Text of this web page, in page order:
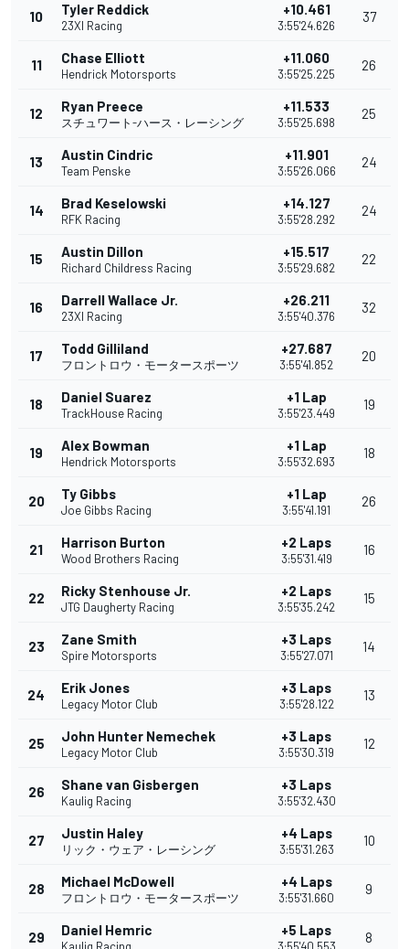
10 Tyler Reddick
23XI Racing
+10.461
3:55'24.626
37
11 Chase Elliott
Hendrick Motorsports
+11.060
3:55'25.225
26
12 Ryan Preece
スチュワート-ハース・レーシング
+11.533
3:55'25.698
25
13 Austin Cindric
Team Penske
+11.901
3:55'26.066
24
14 Brad Keselowski
RFK Racing
+14.127
3:55'28.292
24
15 Austin Dillon
Richard Childress Racing
+15.517
3:55'29.682
22
16 Darrell Wallace Jr.
23XI Racing
+26.211
3:55'40.376
32
17 Todd Gilliland
フロントロウ・モータースポーツ
+27.687
3:55'41.852
20
18 Daniel Suarez
TrackHouse Racing
+1 Lap
3:55'23.449
19
19 Alex Bowman
Hendrick Motorsports
+1 Lap
3:55'32.693
18
20 Ty Gibbs
Joe Gibbs Racing
+1 Lap
3:55'41.191
26
21 Harrison Burton
Wood Brothers Racing
+2 Laps
3:55'31.419
16
22 Ricky Stenhouse Jr.
JTG Daugherty Racing
+2 Laps
3:55'35.242
15
23 Zane Smith
Spire Motorsports
+3 Laps
3:55'27.071
14
24 Erik Jones
Legacy Motor Club
+3 Laps
3:55'28.122
13
25 John Hunter Nemechek
Legacy Motor Club
+3 Laps
3:55'30.319
12
26 Shane van Gisbergen
Kaulig Racing
+3 Laps
3:55'32.430
27 Justin Haley
リック・ウェア・レーシング
+4 Laps
3:55'31.263
10
28 Michael McDowell
フロントロウ・モータースポーツ
+4 Laps
3:55'31.660
9
29 Daniel Hemric +5 Laps 8